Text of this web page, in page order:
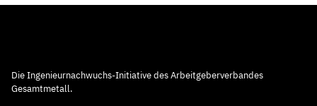
Die Ingenieurnachwuchs-Initiative des Arbeitgeberverbandes
Gesamtmetall.